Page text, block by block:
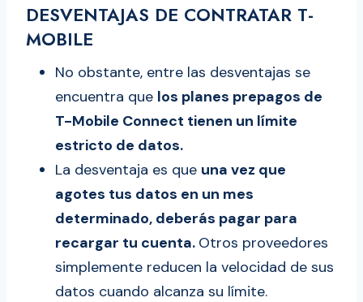
DESVENTAJAS DE CONTRATAR T-
MOBILE
No obstante, entre las desventajas se
encuentra que los planes prepagos de
T-Mobile Connect tienen un límite
estricto de datos.
La desventaja es que una vez que
agotes tus datos en un mes
determinado, deberás pagar para
recargar tu cuenta. Otros proveedores
simplemente reducen la velocidad de sus
datos cuando alcanza su límite.